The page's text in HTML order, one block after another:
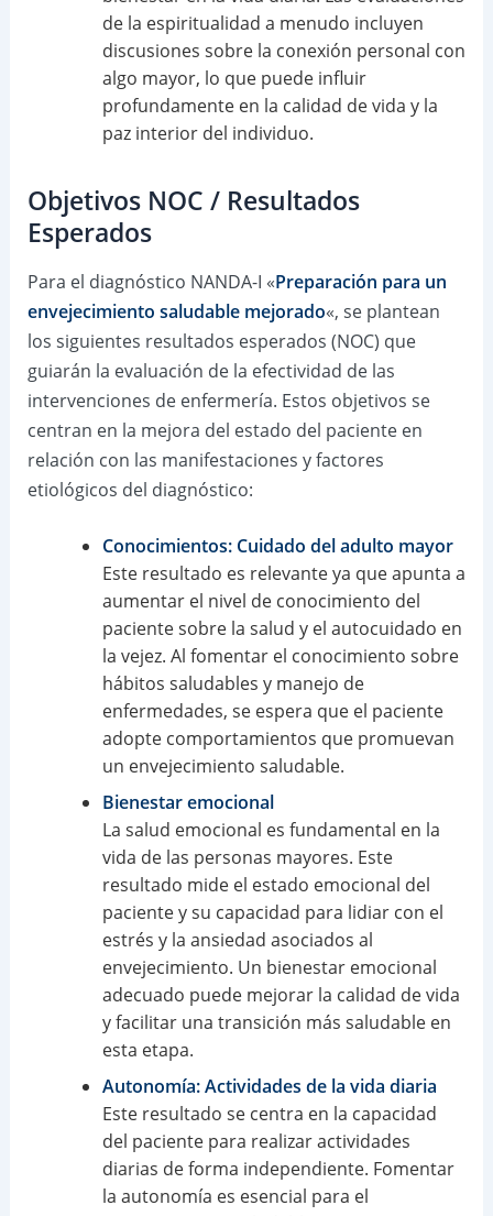
de la espiritualidad a menudo incluyen
discusiones sobre la conexión personal con
algo mayor, lo que puede influir
profundamente en la calidad de vida y la
paz interior del individuo.
Objetivos NOC / Resultados
Esperados
Para el diagnóstico NANDA-I «Preparación para un
envejecimiento saludable mejorado«, se plantean
los siguientes resultados esperados (NOC) que
guiarán la evaluación de la efectividad de las
intervenciones de enfermería. Estos objetivos se
centran en la mejora del estado del paciente en
relación con las manifestaciones y factores
etiológicos del diagnóstico:
Conocimientos: Cuidado del adulto mayor
Este resultado es relevante ya que apunta a
aumentar el nivel de conocimiento del
paciente sobre la salud y el autocuidado en
la vejez. Al fomentar el conocimiento sobre
hábitos saludables y manejo de
enfermedades, se espera que el paciente
adopte comportamientos que promuevan
un envejecimiento saludable.
Bienestar emocional
La salud emocional es fundamental en la
vida de las personas mayores. Este
resultado mide el estado emocional del
paciente y su capacidad para lidiar con el
estrés y la ansiedad asociados al
envejecimiento. Un bienestar emocional
adecuado puede mejorar la calidad de vida
y facilitar una transición más saludable en
esta etapa.
Autonomía: Actividades de la vida diaria
Este resultado se centra en la capacidad
del paciente para realizar actividades
diarias de forma independiente. Fomentar
la autonomía es esencial para el